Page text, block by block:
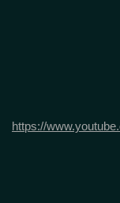
https://